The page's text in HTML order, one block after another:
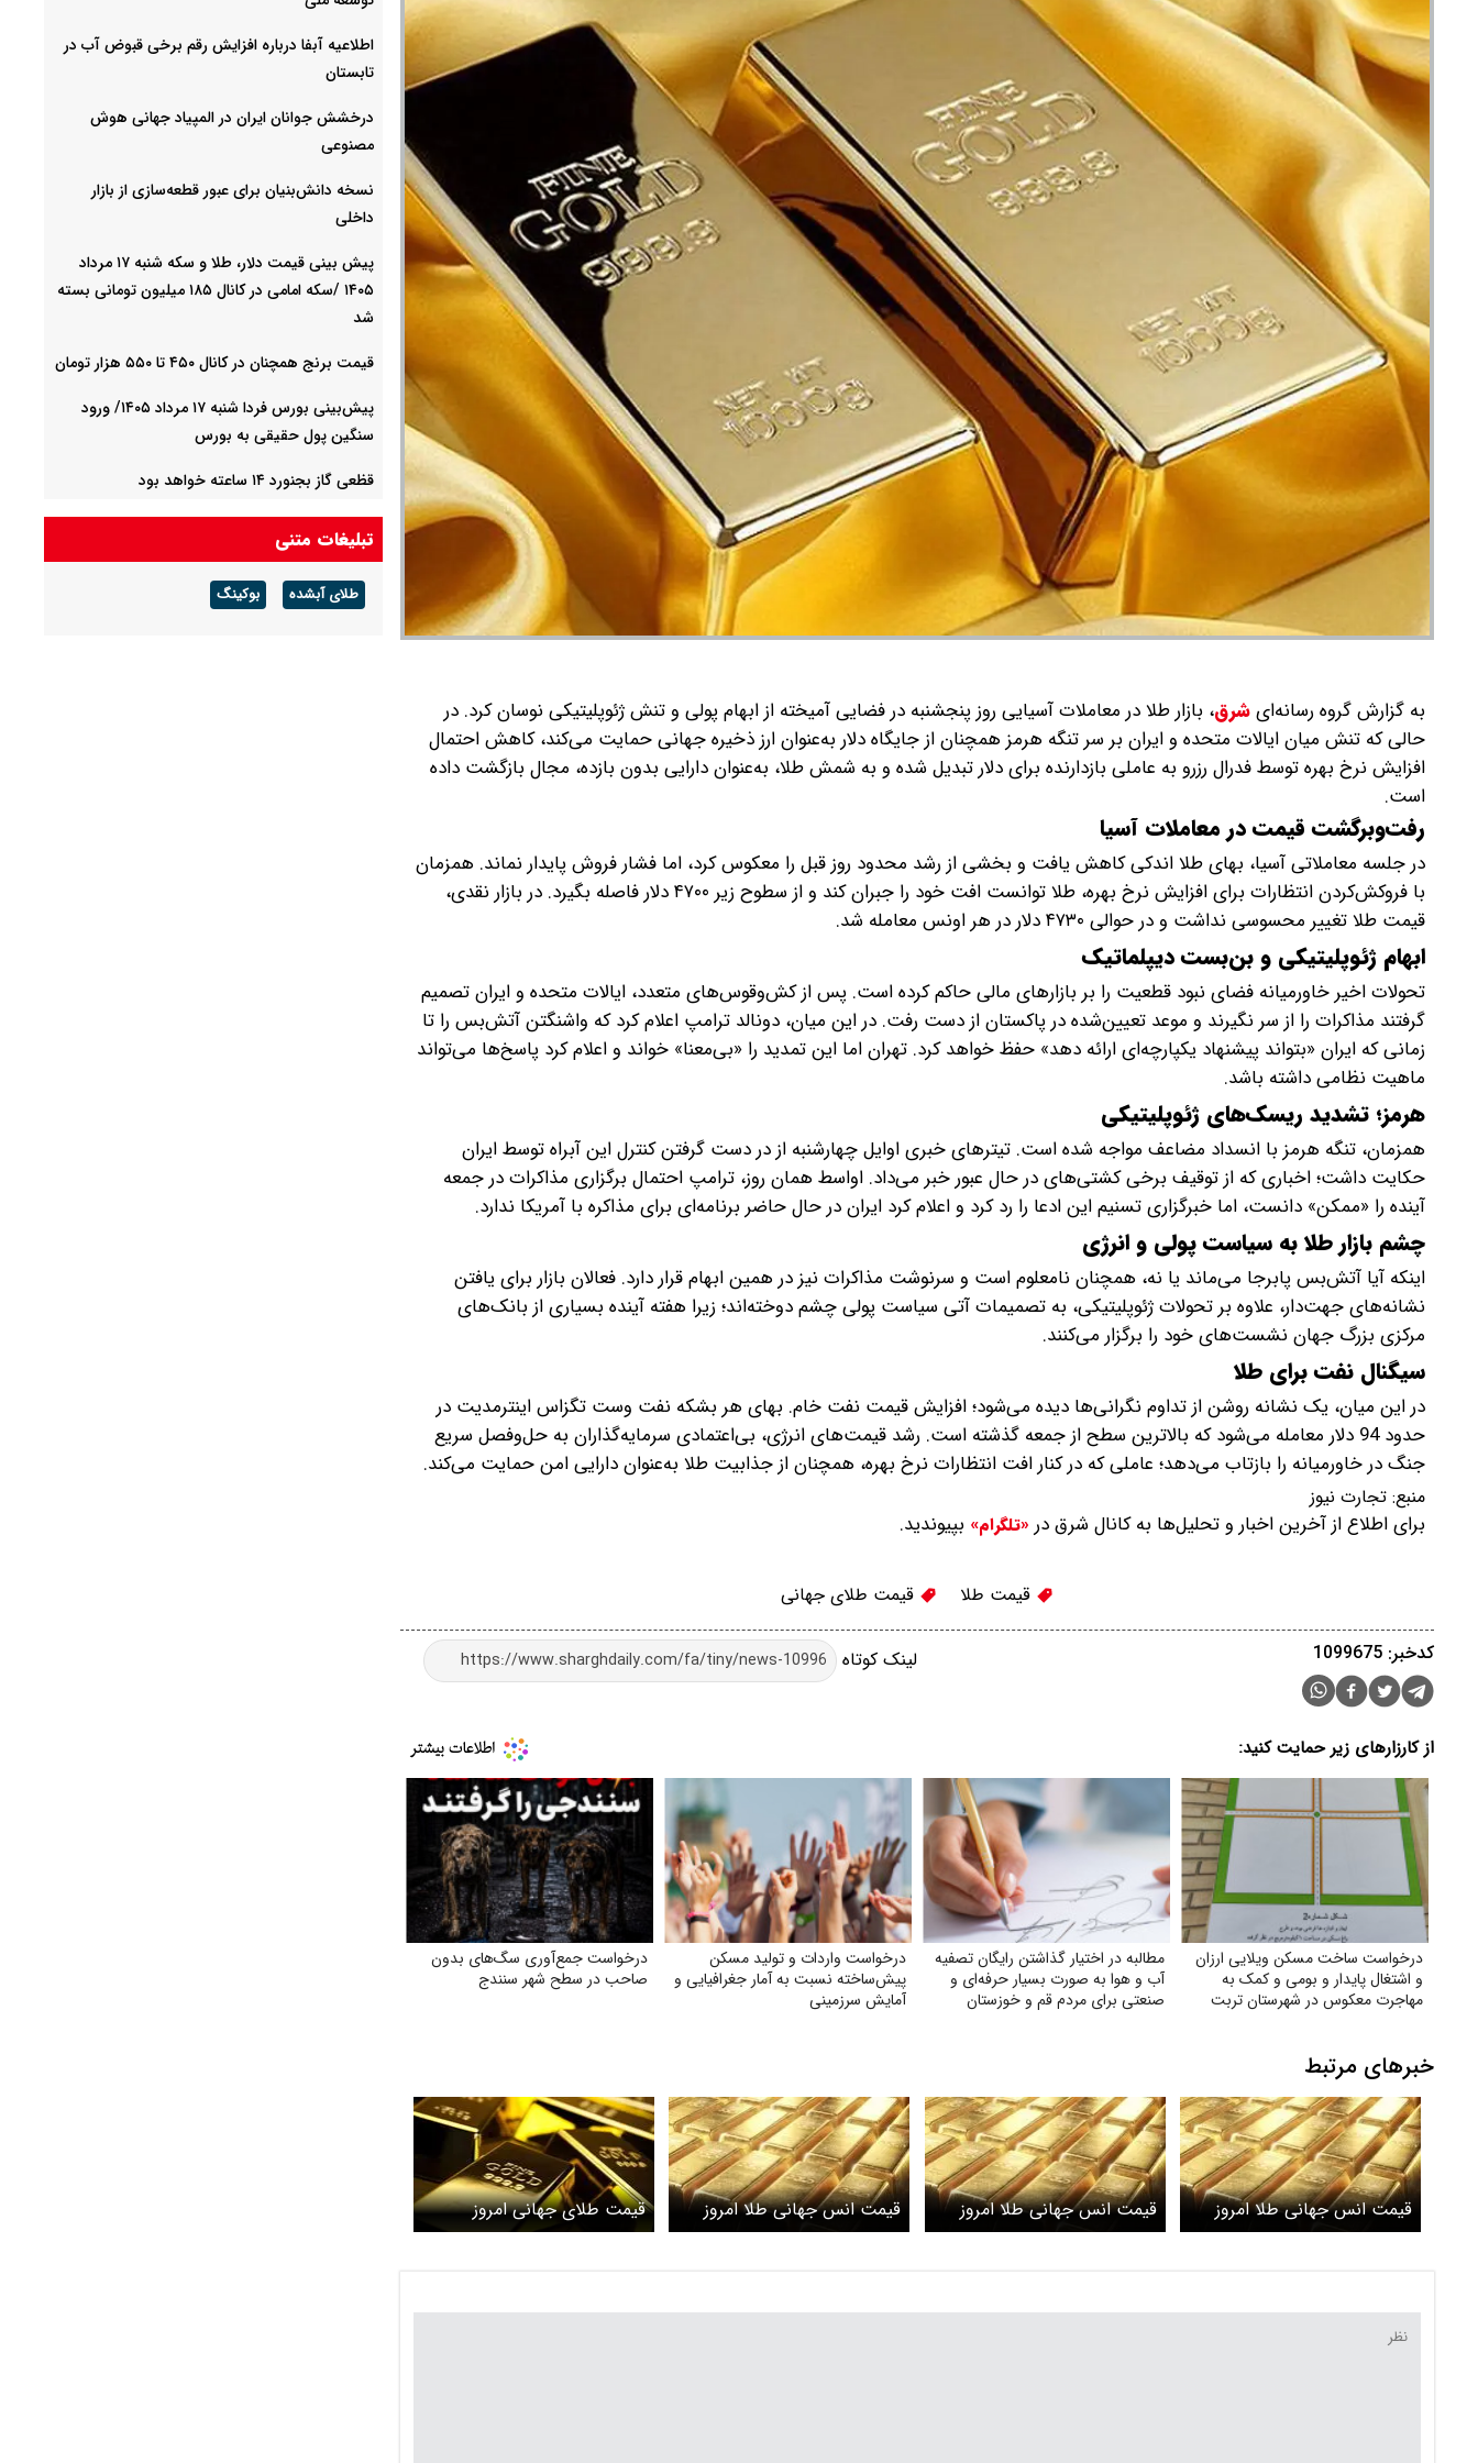
به گزارش گروه رسانه‌ایشرق، بازار طلا در معاملات آسیایی روز پنجشنبه در فضایی آمیخته از ابهام پولی و تنش ژئوپلیتیکی نوسان کرد. در
حالی که تنش میان ایالات متحده و ایران بر سر تنگه هرمز همچنان از جایگاه دلار به‌عنوان ارز ذخیره جهانی حمایت می‌کند، کاهش احتمال
افزایش نرخ بهره توسط فدرال رزرو به عاملی بازدارنده برای دلار تبدیل شده و به شمش طلا، به‌عنوان دارایی بدون بازده، مجال بازگشت داده
است.
رفت‌وبرگشت قیمت در معاملات آسیا
در جلسه معاملاتی آسیا، بهای طلا اندکی کاهش یافت و بخشی از رشد محدود روز قبل را معکوس کرد، اما فشار فروش پایدار نماند. همزمان
با فروکش‌کردن انتظارات برای افزایش نرخ بهره، طلا توانست افت خود را جبران کند و از سطوح زیر ۴۷۰۰ دلار فاصله بگیرد. در بازار نقدی،
قیمت طلا تغییر محسوسی نداشت و در حوالی ۴۷۳۰ دلار در هر اونس معامله شد.
ابهام ژئوپلیتیکی و بن‌بست دیپلماتیک
تحولات اخیر خاورمیانه فضای نبود قطعیت را بر بازارهای مالی حاکم کرده است. پس از کش‌وقوس‌های متعدد، ایالات متحده و ایران تصمیم
گرفتند مذاکرات را از سر نگیرند و موعد تعیین‌شده در پاکستان از دست رفت. در این میان، دونالد ترامپ اعلام کرد که واشنگتن آتش‌بس را تا
زمانی که ایران «بتواند پیشنهاد یکپارچه‌ای ارائه دهد» حفظ خواهد کرد. تهران اما این تمدید را «بی‌معنا» خواند و اعلام کرد پاسخ‌ها می‌تواند
ماهیت نظامی داشته باشد.
هرمز؛ تشدید ریسک‌های ژئوپلیتیکی
همزمان، تنگه هرمز با انسداد مضاعف مواجه شده است. تیترهای خبری اوایل چهارشنبه از در دست گرفتن کنترل این آبراه توسط ایران
حکایت داشت؛ اخباری که از توقیف برخی کشتی‌های در حال عبور خبر می‌داد. اواسط همان روز، ترامپ احتمال برگزاری مذاکرات در جمعه
آینده را «ممکن» دانست، اما خبرگزاری تسنیم این ادعا را رد کرد و اعلام کرد ایران در حال حاضر برنامه‌ای برای مذاکره با آمریکا ندارد.
چشم بازار طلا به سیاست پولی و انرژی
اینکه آیا آتش‌بس پابرجا می‌ماند یا نه، همچنان نامعلوم است و سرنوشت مذاکرات نیز در همین ابهام قرار دارد. فعالان بازار برای یافتن
نشانه‌های جهت‌دار، علاوه بر تحولات ژئوپلیتیکی، به تصمیمات آتی سیاست پولی چشم دوخته‌اند؛ زیرا هفته آینده بسیاری از بانک‌های
مرکزی بزرگ جهان نشست‌های خود را برگزار می‌کنند.
سیگنال نفت برای طلا
در این میان، یک نشانه روشن از تداوم نگرانی‌ها دیده می‌شود؛ افزایش قیمت نفت خام. بهای هر بشکه نفت وست تگزاس اینترمدیت در
حدود 94 دلار معامله می‌شود که بالاترین سطح از جمعه گذشته است. رشد قیمت‌های انرژی، بی‌اعتمادی سرمایه‌گذاران به حل‌وفصل سریع
جنگ در خاورمیانه را بازتاب می‌دهد؛ عاملی که در کنار افت انتظارات نرخ بهره، همچنان از جذابیت طلا به‌عنوان دارایی امن حمایت می‌کند.
منبع: تجارت نیوز
برای اطلاع از آخرین اخبار و تحلیل‌ها به کانال شرق در «تلگرام» بپیوندید.
قیمت طلا قیمت طلای جهانی
لینک کوتاه کدخبر: 1099675
از کارزارهای زیر حمایت کنید:
درخواست ساخت مسکن ویلایی ارزان
و اشتغال پایدار و بومی و کمک به
مهاجرت معکوس در شهرستان تربت
مطالبه در اختیار گذاشتن رایگان تصفیه
آب و هوا به‌ صورت بسیار حرفه‌ای و
صنعتی برای مردم قم و خوزستان
درخواست واردات و تولید مسکن
پیش‌ساخته نسبت به آمار جغرافیایی و
آمایش سرزمینی
درخواست جمع‌آوری سگ‌های بدون
صاحب در سطح شهر سنندج
خبرهای مرتبط
قیمت انس جهانی طلا امروز
چهارشنبه ۲۲ بهمن ۱۴۰۴ اعلام
قیمت انس جهانی طلا امروز
سه شنبه ۱۴ بهمن ۱۴۰۴ اعلام
قیمت انس جهانی طلا امروز
دوشنبه ۱۳ بهمن ۱۴۰۴ اعلام شد
قیمت طلای جهانی امروز
یکشنبه ۱۲ بهمن ۱۴۰۴ اعلام شد
اطلاعیه آبفا درباره افزایش رقم برخی قبوض آب در
تابستان
درخشش جوانان ایران در المپیاد جهانی هوش
مصنوعی
نسخه دانش‌بنیان برای عبور قطعه‌سازی از بازار
داخلی
پیش ‌بینی قیمت دلار، طلا و سکه شنبه ۱۷ مرداد
۱۴۰۵ /سکه امامی در کانال ۱۸۵ میلیون تومانی بسته
شد
قیمت برنج همچنان در کانال ۴۵۰ تا ۵۵۰ هزار تومان
پیش‌بینی بورس فردا شنبه ۱۷ مرداد ۱۴۰۵/ ورود
سنگین پول حقیقی به بورس
قظعی گاز بجنورد ۱۴ ساعته خواهد بود
شرکت گاز مازندران هشدار داد: برای زمستان آماده
شوید
تبلیغات متنی
طلای آبشده بوکینگ